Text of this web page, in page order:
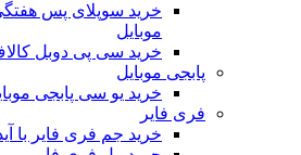
خرید سوپلای پس
موبایل
خرید سی پی دوبل
پابجی موبایل
خرید یو سی پابجی
فری فایر
خرید جم فری فایر با